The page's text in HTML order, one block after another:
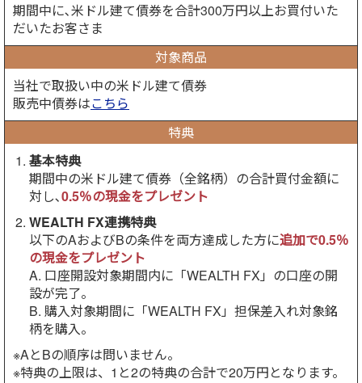
期間中に､米ドル建て債券を合計300万円以上お買付いた
だいたお客さま
対象商品
当社で取扱い中の米ドル建て債券
販売中債券はこちら
特典
基本特典
期間中の米ドル建て債券（全銘柄）の合計買付金額に
対し､0.5％の現金をプレゼント
WEALTH FX連携特典
以下のAおよびBの条件を両方達成した方に追加で0.5％
の現金をプレゼント
A. 口座開設対象期間内に「WEALTH FX」の口座の開
設が完了。
B. 購入対象期間に「WEALTH FX」担保差入れ対象銘
柄を購入。
※AとBの順序は問いません。
※特典の上限は、1と2の特典の合計で20万円となります。